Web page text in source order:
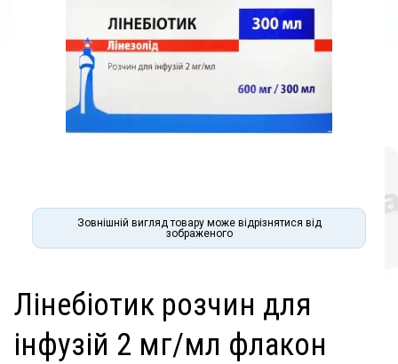
Зовнішній вигляд товару може відрізнятися від
зображеного
лінебіотик розчин для
інфузій 2 мг/мл флакон